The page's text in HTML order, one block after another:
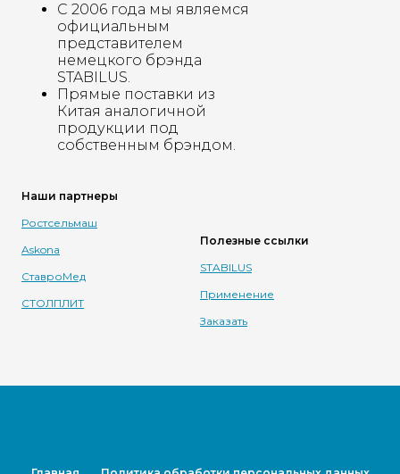
С 2006 года мы являемся
официальным
представителем
немецкого брэнда
STABILUS.
Прямые поставки из
Китая аналогичной
продукции под
собственным брэндом.
Наши партнеры
Ростсельмаш
Askona
СтавроМед
СТОЛПЛИТ
Полезные ссылки
STABILUS
Применение
Заказать